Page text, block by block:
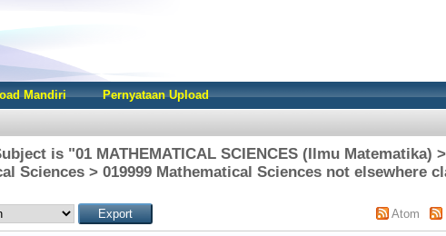
Mandiri Pernyataan Upload
is "01 MATHEMATICAL SCIENCES (Ilmu Matematika)
Sciences > 019999 Mathematical Sciences not elsewhere
Atom